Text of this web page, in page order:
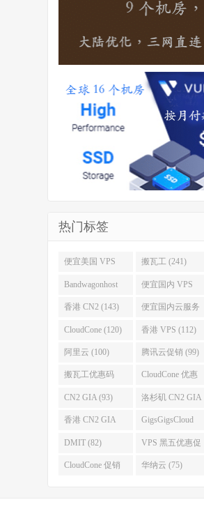
热门标签
便宜美国 VPS
(255)
搬瓦工 (241)
Bandwagonhost
(188)
便宜国内 VPS
(167)
香港 CN2 (143) 便宜国内云服务
器 (128)
CloudCone (120) 香港 VPS (112)
阿里云 (100) 腾讯云促销 (99)
搬瓦工优惠码
(96)
CloudCone 优惠
码 (96)
CN2 GIA (93) 洛杉矶 CN2 GIA
(93)
香港 CN2 GIA
(92)
GigsGigsCloud
(85)
DMIT (82) VPS 黑五优惠促
销整理 (80)
CloudCone 促销 华纳云 (75)